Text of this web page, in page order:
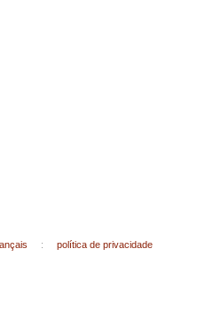
: política de privacidade